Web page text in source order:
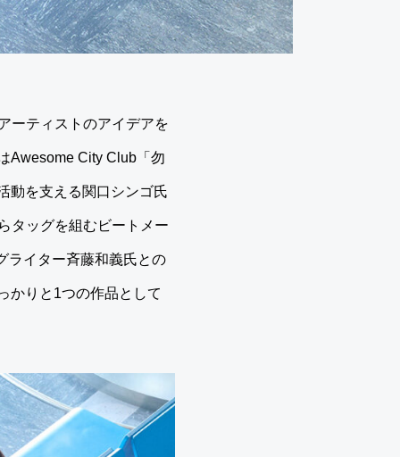
ーティストのアイデアを
Awesome City Club「勿
動を支える関口シンゴ氏
タッグを組むビートメー
ライター斉藤和義氏との
かりと1つの作品として